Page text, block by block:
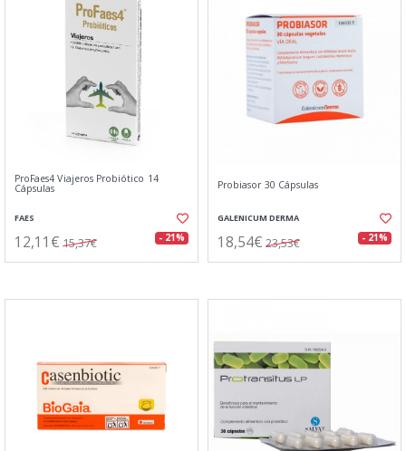
ProFaes4 Viajeros Probiótico 14
Cápsulas
FAES
12,11€ 15,37€ - 21%
Probiasor 30 Cápsulas
GALENICUM DERMA
18,54€ 23,53€ - 21%